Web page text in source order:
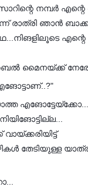
നമ്പർ
രാത്രി ഞാൻ
മൈനയ്ക്ക് നേരേ
എങോട്ടേയ്ക്കോ...
വായ്ക്കരിയിട്ട്
തേടിയുള്ള